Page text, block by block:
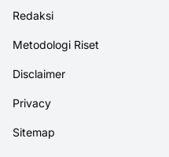
Redaksi
Metodologi Riset
Disclaimer
Privacy
Sitemap